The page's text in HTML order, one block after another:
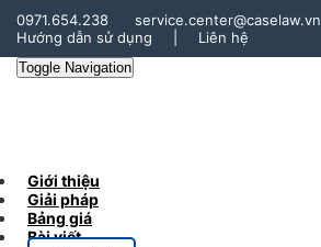
0971.654.238
service.center@caselaw.vn
Hướng dẫn sử dụng
Liên hệ
Toggle Navigation
Giới thiệu
Giải pháp
Bảng giá
Bài viết